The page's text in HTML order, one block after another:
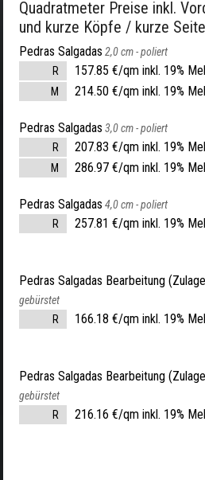
Quadratmeter Preise inkl.
und kurze Köpfe / kurze
Pedras Salgadas 2,0 cm -poliert
R
157.85 €/qm inkl. 19%
M 214.50 €/qm inkl. 19%
Pedras Salgadas 3,0 cm -poliert
R
207.83 €/qm inkl. 19%
M 286.97 €/qm inkl. 19%
Pedras Salgadas 4,0 cm -poliert
R
257.81 €/qm inkl. 19%
Pedras Salgadas Bearbeitung
gebürstet
R
166.18 €/qm inkl. 19%
Pedras Salgadas Bearbeitung
gebürstet
R
216.16 €/qm inkl. 19%